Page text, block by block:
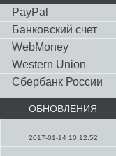
PayPal
Банковский счет
WebMoney
Western Union
Сбербанк России
ОБНОВЛЕНИЯ
2017-01-14 10:12:52